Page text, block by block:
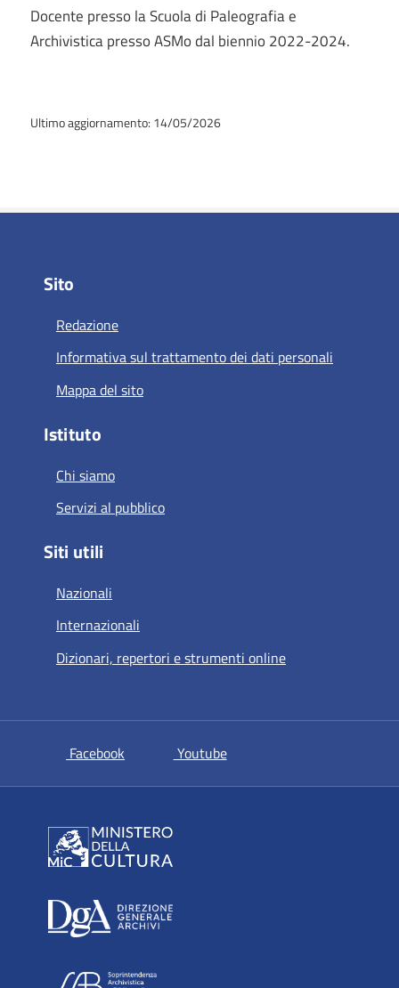
Docente presso la Scuola di Paleografia e
Archivistica presso ASMo dal biennio 2022-2024.
Ultimo aggiornamento: 14/05/2026
Sito
Redazione
Informativa sul trattamento dei dati personali
Mappa del sito
Istituto
Chi siamo
Servizi al pubblico
Siti utili
Nazionali
Internazionali
Dizionari, repertori e strumenti online
Facebook si apre in una nuova scheda
Youtubesi apre in una nuova scheda